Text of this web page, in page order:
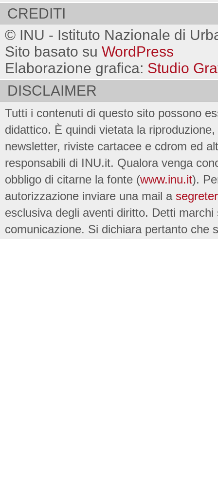
CREDITI
© INU - Istituto Nazionale di
Sito basato su WordPress
Elaborazione grafica: Studio
DISCLAIMER
Tutti i contenuti di questo sito possono
didattico. È quindi vietata la
newsletter, riviste cartacee e cdrom ed
responsabili di INU.it. Qualora venga
obbligo di citarne la fonte (www.inu.it).
autorizzazione inviare una mail a
esclusiva degli aventi diritto. Detti
comunicazione. Si dichiara pertanto che